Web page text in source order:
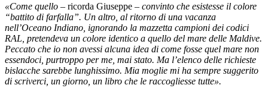
«Come quello – ricorda Giuseppe – convinto che esistesse il colore
“battito di farfalla”. Un altro, al ritorno di una vacanza
nell’Oceano Indiano, ignorando la mazzetta campioni dei codici
RAL, pretendeva un colore identico a quello del mare delle Maldive.
Peccato che io non avessi alcuna idea di come fosse quel mare non
essendoci, purtroppo per me, mai stato. Ma l’elenco delle richieste
bislacche sarebbe lunghissimo. Mia moglie mi ha sempre suggerito
di scriverci, un giorno, un libro che le raccogliesse tutte».